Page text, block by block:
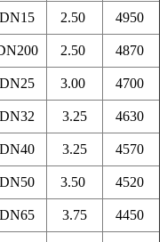
DN15 2.50
4950
2.50
4870
DN25 3.00
4700
DN32 3.25
4630
DN40 3.25
4570
DN50 3.50
4520
DN65 3.75
4450